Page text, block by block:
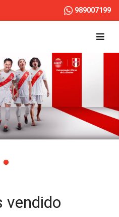
989007199
vendido